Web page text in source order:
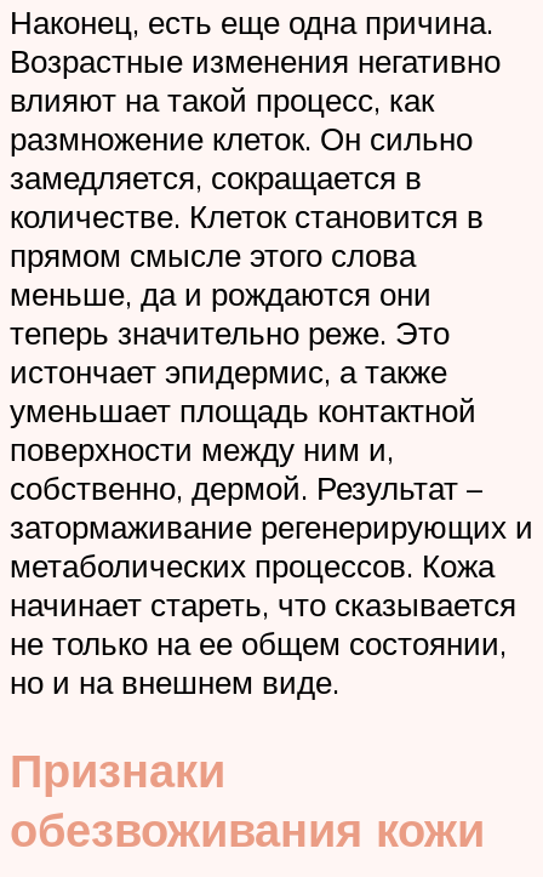
Наконец, есть еще одна причина.
Возрастные изменения негативно
влияют на такой процесс, как
размножение клеток. Он сильно
замедляется, сокращается в
количестве. Клеток становится в
прямом смысле этого слова
меньше, да и рождаются они
теперь значительно реже. Это
истончает эпидермис, а также
уменьшает площадь контактной
поверхности между ним и,
собственно, дермой. Результат –
затормаживание регенерирующих и
метаболических процессов. Кожа
начинает стареть, что сказывается
не только на ее общем состоянии,
но и на внешнем виде.
Признаки
обезвоживания кожи